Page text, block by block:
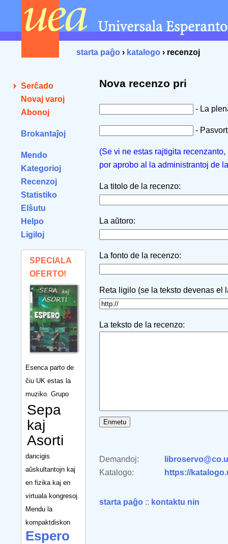
starta paĝo › katalogo › recenzoj
Serĉado
Novaj varoj
Abonoj
Brokantaĵoj
Mendo
Kategorioj
Recenzoj
Statistiko
Elŝutu
Helpo
Ligiloj
SPECIALA
OFERTO!
Esenca parto de
ĉiu UK estas la
muziko. Grupo
Sepa
kaj
Asorti
dancigis
aŭskultantojn kaj
en fizika kaj en
virtuala kongresoj.
Mendu la
kompaktdiskon
Espero
Nova recenzo pri
- La
-
(Se vi ne estas rajtigita
por aprobo al la administrantoj de
La titolo de la recenzo:
La aŭtoro:
La fonto de la recenzo:
Reta ligilo (se la teksto devenas el
La teksto de la recenzo:
Demandoj:
Katalogo:
https://
starta paĝo :: kontaktu nin